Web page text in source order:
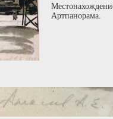
Артпанорама.